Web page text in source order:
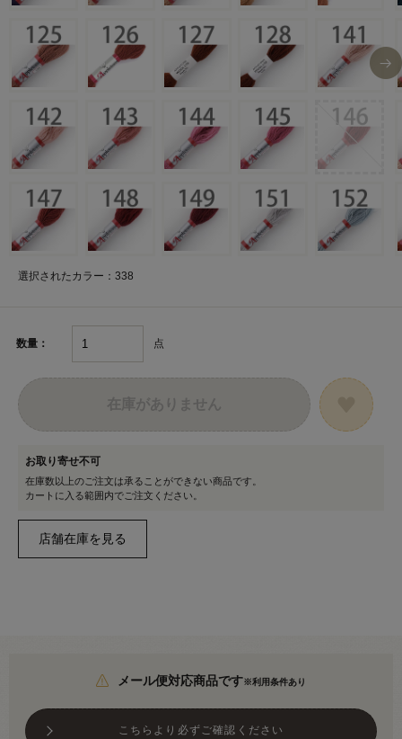
選択されたカラー：338
数量： 点
在庫がありません
お取り寄せ不可
在庫数以上のご注文は承ることができない商品です。
カートに入る範囲内でご注文ください。
メール便対応商品です※利用条件あり
こちらより必ずご確認ください